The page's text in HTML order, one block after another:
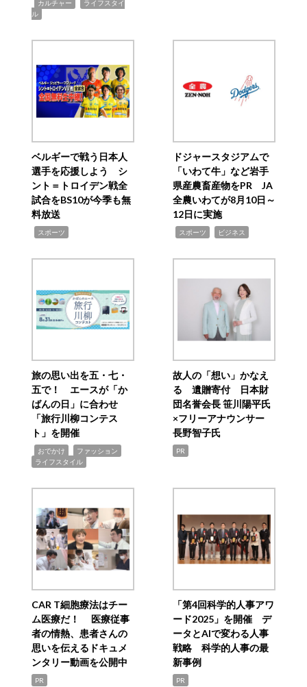
カルチャー
ライフスタイ
ル
ベルギーで戦う日本人
選手を応援しよう シ
ント＝トロイデン戦全
試合をBS10が今季も無
料放送
スポーツ
ドジャースタジアムで
「いわて牛」など岩手
県産農畜産物をPR JA
全農いわてが8月10日～
12日に実施
スポーツ ビジネス
旅の思い出を五・七・
五で！ エースが「か
ばんの日」に合わせ
「旅行川柳コンテス
ト」を開催
おでかけ ファッション
ライフスタイル
故人の「想い」かなえ
る 遺贈寄付 日本財
団名誉会長 笹川陽平氏
×フリーアナウンサー
長野智子氏
PR
CAR T細胞療法はチー
ム医療だ！ 医療従事
者の情熱、患者さんの
思いを伝えるドキュメ
ンタリー動画を公開中
PR
「第4回科学的人事アワ
ード2025」を開催 デ
ータとAIで変わる人事
戦略 科学的人事の最
新事例
PR